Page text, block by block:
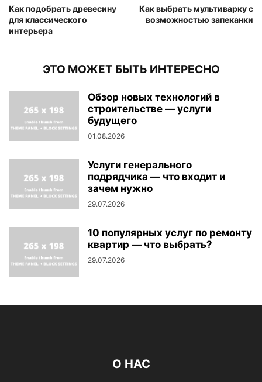
Как подобрать древесину
для классического
интерьера
Как выбрать мультиварку с
возможностью запеканки
ЭТО МОЖЕТ БЫТЬ ИНТЕРЕСНО
Обзор новых технологий в
строительстве — услуги
будущего
01.08.2026
Услуги генерального
подрядчика — что входит и
зачем нужно
29.07.2026
10 популярных услуг по ремонту
квартир — что выбрать?
29.07.2026
О НАС